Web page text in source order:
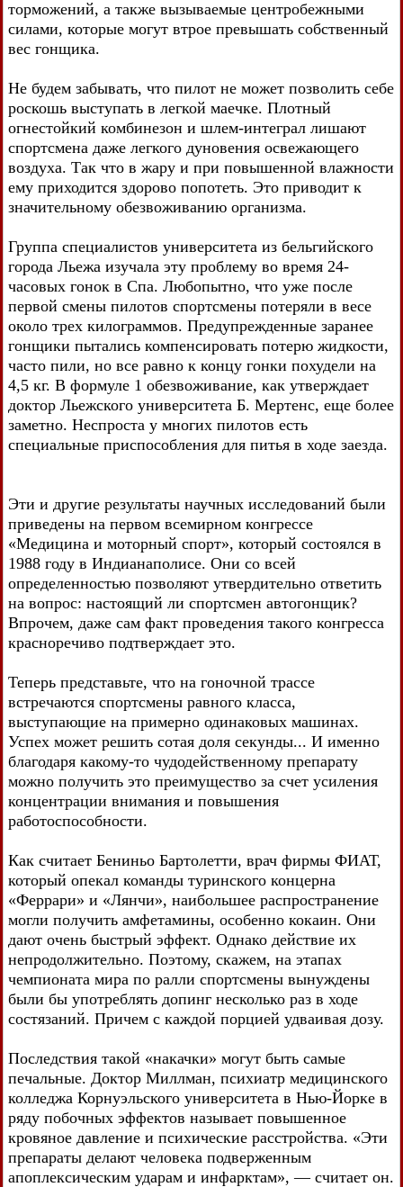
торможений, а также вызываемые центробежными
силами, которые могут втрое превышать собственный
вес гонщика.
Не будем забывать, что пилот не может позволить себе
роскошь выступать в легкой маечке. Плотный
огнестойкий комбинезон и шлем-интеграл лишают
спортсмена даже легкого дуновения освежающего
воздуха. Так что в жару и при повышенной влажности
ему приходится здорово попотеть. Это приводит к
значительному обезвоживанию организма.
Группа специалистов университета из бельгийского
города Льежа изучала эту проблему во время 24-
часовых гонок в Спа. Любопытно, что уже после
первой смены пилотов спортсмены потеряли в весе
около трех килограммов. Предупрежденные заранее
гонщики пытались компенсировать потерю жидкости,
часто пили, но все равно к концу гонки похудели на
4,5 кг. В формуле 1 обезвоживание, как утверждает
доктор Льежского университета Б. Мертенс, еще более
заметно. Неспроста у многих пилотов есть
специальные приспособления для питья в ходе заезда.
Эти и другие результаты научных исследований были
приведены на первом всемирном конгрессе
«Медицина и моторный спорт», который состоялся в
1988 году в Индианаполисе. Они со всей
определенностью позволяют утвердительно ответить
на вопрос: настоящий ли спортсмен автогонщик?
Впрочем, даже сам факт проведения такого конгресса
красноречиво подтверждает это.
Теперь представьте, что на гоночной трассе
встречаются спортсмены равного класса,
выступающие на примерно одинаковых машинах.
Успех может решить сотая доля секунды... И именно
благодаря какому-то чудодейственному препарату
можно получить это преимущество за счет усиления
концентрации внимания и повышения
работоспособности.
Как считает Бениньо Бартолетти, врач фирмы ФИАТ,
который опекал команды туринского концерна
«Феррари» и «Лянчи», наибольшее распространение
могли получить амфетамины, особенно кокаин. Они
дают очень быстрый эффект. Однако действие их
непродолжительно. Поэтому, скажем, на этапах
чемпионата мира по ралли спортсмены вынуждены
были бы употреблять допинг несколько раз в ходе
состязаний. Причем с каждой порцией удваивая дозу.
Последствия такой «накачки» могут быть самые
печальные. Доктор Миллман, психиатр медицинского
колледжа Корнуэльского университета в Нью-Йорке в
ряду побочных эффектов называет повышенное
кровяное давление и психические расстройства. «Эти
препараты делают человека подверженным
апоплексическим ударам и инфарктам», — считает он.